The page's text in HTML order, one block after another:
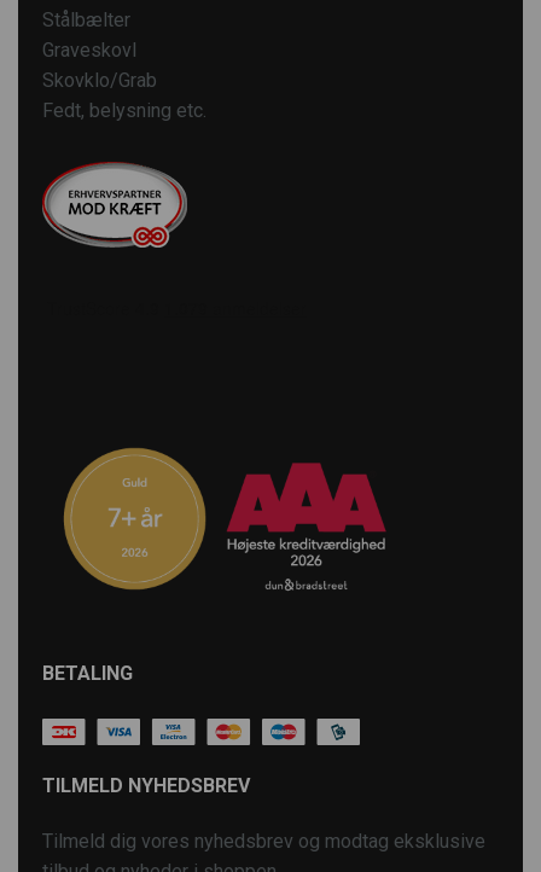
Stålbælter
Graveskovl
Skovklo/Grab
Fedt, belysning etc.
BETALING
TILMELD NYHEDSBREV
Tilmeld dig vores nyhedsbrev og modtag eksklusive